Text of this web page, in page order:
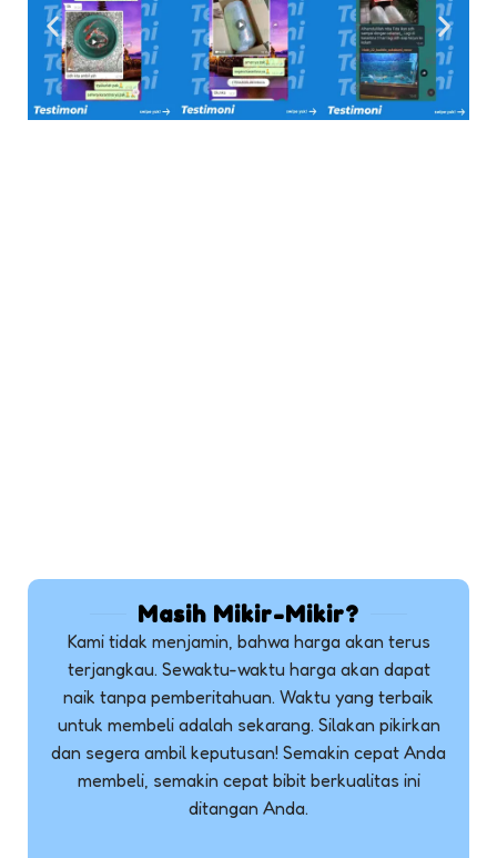
Masih Mikir-Mikir?
Kami tidak menjamin, bahwa harga akan terus
terjangkau. Sewaktu-waktu harga akan dapat
naik tanpa pemberitahuan. Waktu yang terbaik
untuk membeli adalah sekarang. Silakan pikirkan
dan segera ambil keputusan! Semakin cepat Anda
membeli, semakin cepat bibit berkualitas ini
ditangan Anda.